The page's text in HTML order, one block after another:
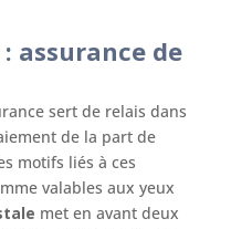
assurance de
sert de relais dans
de la part de
motifs liés à ces
valables aux yeux
met en avant deux